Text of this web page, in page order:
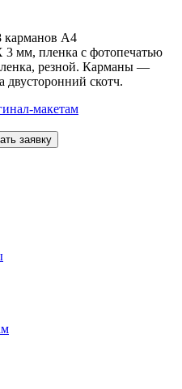
карманов А4
мм, пленка с фотопечатью
резной. Карманы —
скотч.
макетам
заявку